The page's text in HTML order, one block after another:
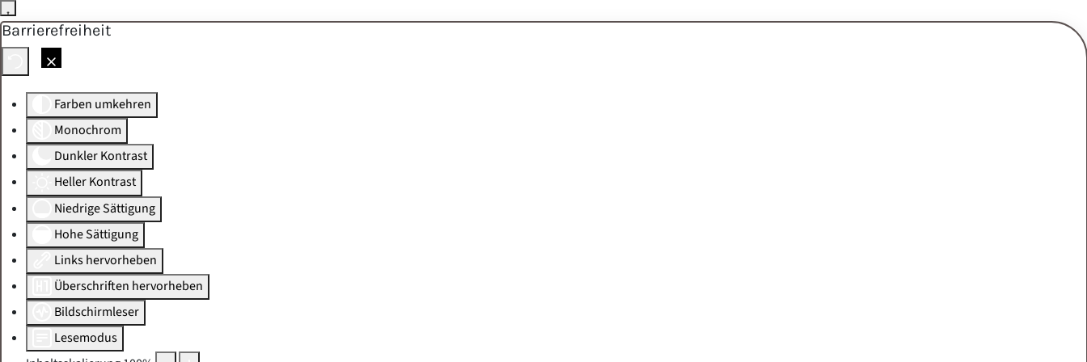
Barrierefreiheit
Farben umkehren
Monochrom
Dunkler Kontrast
Heller Kontrast
Niedrige Sättigung
Hohe Sättigung
Links hervorheben
Überschriften hervorheben
Bildschirmleser
Lesemodus
Skip to main content